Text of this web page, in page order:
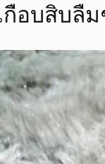
กือบสิบลื